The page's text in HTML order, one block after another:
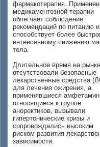
фармакотерапия.
медикаментозной терапии
облегчает соблюдение
рекомендаций по питанию и
способствует более
интенсивному снижению
тела.
Длительное время на рынке
отсутствовали безопасные
лекарственные средства
для лечения ожирения, а
применявшиеся
относящиеся к группе
аноректиков, вызывали
гипертонические кризы и
сопровождались высоким
риском развития
зависимости.